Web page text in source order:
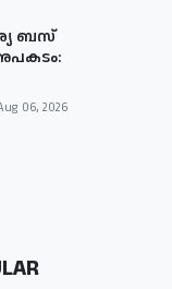
ബസ്
06, 2026